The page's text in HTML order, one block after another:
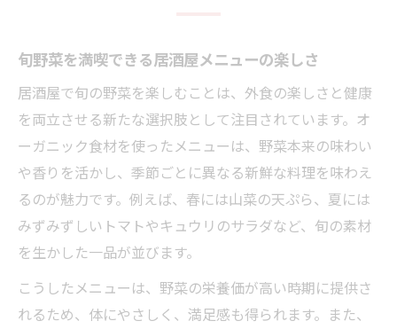
旬野菜を満喫できる居酒屋メニューの楽しさ
居酒屋で旬の野菜を楽しむことは、外食の楽しさと健康
を両立させる新たな選択肢として注目されています。オ
ーガニック食材を使ったメニューは、野菜本来の味わい
や香りを活かし、季節ごとに異なる新鮮な料理を味わえ
るのが魅力です。例えば、春には山菜の天ぷら、夏には
みずみずしいトマトやキュウリのサラダなど、旬の素材
を生かした一品が並びます。
こうしたメニューは、野菜の栄養価が高い時期に提供さ
れるため、体にやさしく、満足感も得られます。また、